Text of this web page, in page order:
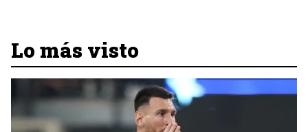
Lo más visto